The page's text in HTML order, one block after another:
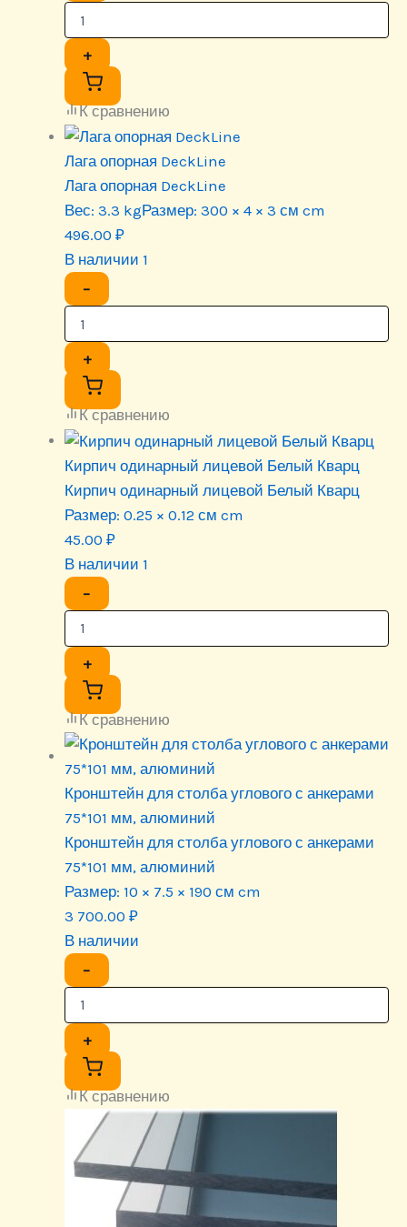
+
К сравнению
Лага опорная DeckLine
Лага опорная DeckLine
Вес: 3.3 kgРазмер: 300 × 4 × 3 см cm
496.00 ₽
В наличии 1
−
+
К сравнению
Кирпич одинарный лицевой Белый Кварц
Кирпич одинарный лицевой Белый Кварц
Размер: 0.25 × 0.12 см cm
45.00 ₽
В наличии 1
−
+
К сравнению
Кронштейн для столба углового с анкерами
75*101 мм, алюминий
Кронштейн для столба углового с анкерами
75*101 мм, алюминий
Размер: 10 × 7.5 × 190 см cm
3 700.00 ₽
В наличии
−
+
К сравнению